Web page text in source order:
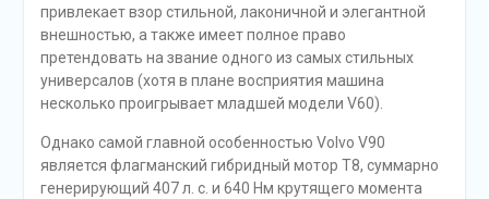
привлекает взор стильной, лаконичной и элегантной
внешностью, а также имеет полное право
претендовать на звание одного из самых стильных
универсалов (хотя в плане восприятия машина
несколько проигрывает младшей модели V60).
Однако самой главной особенностью Volvo V90
является флагманский гибридный мотор T8, суммарно
генерирующий 407 л. с. и 640 Нм крутящего момента